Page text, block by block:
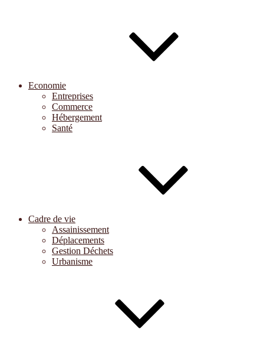
Economie
Entreprises
Commerce
Hébergement
Santé
Cadre de vie
Assainissement
Déplacements
Gestion Déchets
Urbanisme